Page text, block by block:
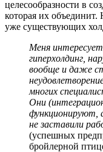
целесообразности в
которая их объединит.
уже существующих
Меня
гиперхолдинг,
вообще и даже
многих
Они
функционируют,
не заставили
(успешных
бройлерной